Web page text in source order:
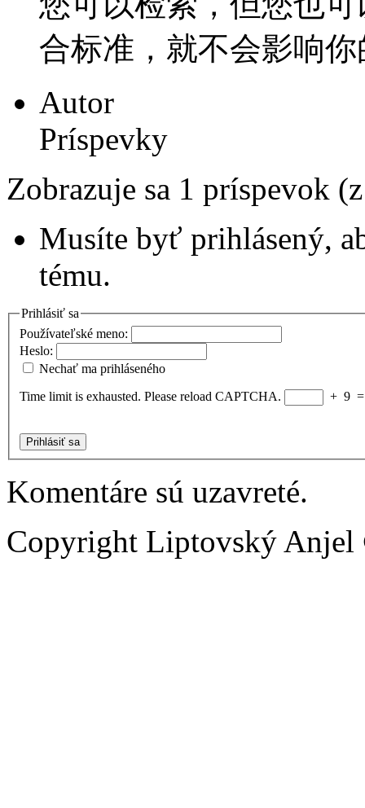
合标准，就不会影响
Autor
Príspevky
Zobrazuje sa 1 príspevok
Musíte byť prihlásený,
tému.
Prihlásiť sa
Používateľské meno:
Heslo:
Nechať ma prihláseného
Time limit is exhausted. Please reload CAPTCHA.
+ 9
Prihlásiť sa
Komentáre sú uzavreté.
Copyright Liptovský Anjel